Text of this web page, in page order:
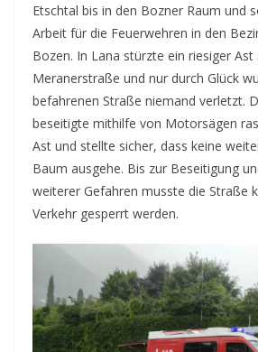
Etschtal bis in den Bozner Raum und
Arbeit für die Feuerwehren in den
Bozen. In Lana stürzte ein riesiger Ast
Meranerstraße und nur durch Glück
befahrenen Straße niemand verletzt.
beseitigte mithilfe von Motorsägen
Ast und stellte sicher, dass keine
Baum ausgehe. Bis zur Beseitigung
weiterer Gefahren musste die Straße
Verkehr gesperrt werden.